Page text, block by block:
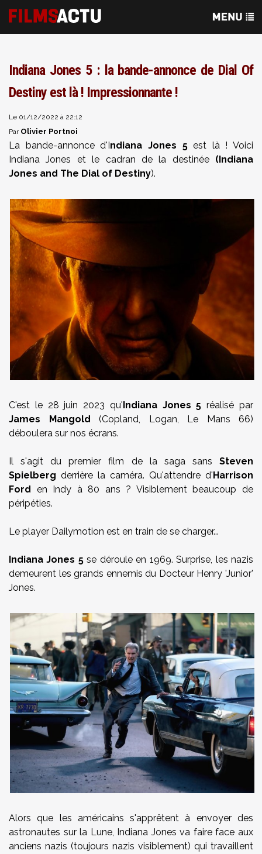
Indiana Jones 5 : la bande-annonce de Dial Of
Destiny est là ! Impressionnante !
Le 01/12/2022 à 22:12
Par Olivier Portnoi
La bande-annonce d'Indiana Jones 5est là ! Voici
Indiana Jones et le cadran de la destinée (Indiana
Jones and The Dial of Destiny).
C'est le 28 juin 2023 qu'Indiana Jones 5 réalisé par
James Mangold (Copland, Logan, Le Mans 66)
déboulera sur nos écrans.
Il s'agit du premier film de la saga sans Steven
Spielberg derrière la caméra. Qu'attendre d'Harrison
Ford en Indy à 80 ans ? Visiblement beaucoup de
péripéties.
Le player Dailymotion est en train de se charger...
Indiana Jones 5se déroule en 1969. Surprise, les nazis
demeurent les grands ennemis du Docteur Henry 'Junior'
Jones.
Alors que les américains s'apprêtent à envoyer des
astronautes sur la Lune, Indiana Jones va faire face aux
anciens nazis (toujours nazis visiblement) qui travaillent